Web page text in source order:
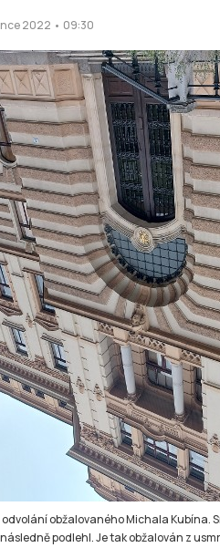
2022 • 09:30
obžalovaného Michala Kubína.
podlehl. Je tak obžalován z